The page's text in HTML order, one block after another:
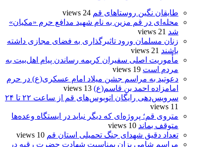
طایقان نگین روستاهای قم 24 views
محله‌ای در قم مزین به نام شهید مدافع حرم «مکیان»
شد 21 views
زنان مسلمان ورود تاثیرگذاری به فضای مجازی داشته
باشند 21 views
مأموریت اصلی سفیران کریمه رساندن پیام اهل‌بیت به
مردم است 19 views
دعوتید به مراسم جشن میلاد امام عسکری(ع) در حرم
امامزاده احمد بن قاسم(ع) 13 views
سرویس‌دهی رایگان اتوبوس‌های قم از ساعت ۲۲ تا ۲۴
11 views
متروی قم؛ پروژه‌ای که دیگر نباید در ایستگاه وعده‌ها
متوقف بماند 10 views
تعداد دقیق شهدای جنگ تحمیلی استان قم 10 views
مراسم شامی پزان بمناسبت شهادت حضرت رقیه در